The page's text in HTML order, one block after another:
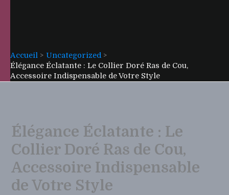
Accueil
Uncategorized
Élégance Éclatante : Le Collier Doré Ras de Cou,
Accessoire Indispensable de Votre Style
Élégance Éclatante : Le
Collier Doré Ras de Cou,
Accessoire Indispensable
de Votre Style